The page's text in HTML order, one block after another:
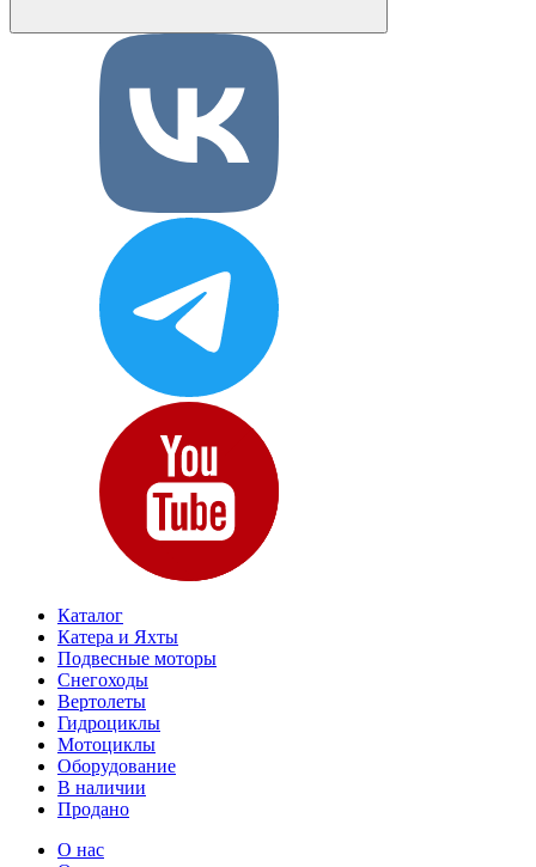
Каталог
Катера и Яхты
Подвесные моторы
Снегоходы
Вертолеты
Гидроциклы
Мотоциклы
Оборудование
В наличии
Продано
О нас